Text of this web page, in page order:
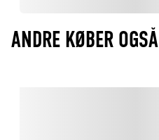
ANDRE KØBER OGSÅ